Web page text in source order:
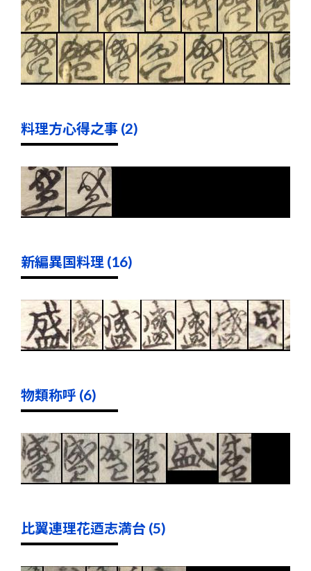
料理方心得之事 (2)
新編異国料理 (16)
物類称呼 (6)
比翼連理花迺志満台 (5)